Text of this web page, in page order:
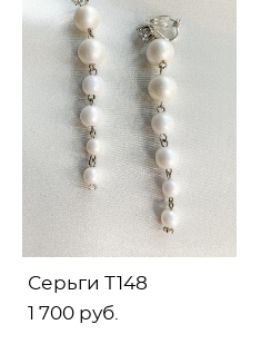
Серьги Т148
1 700 pуб.